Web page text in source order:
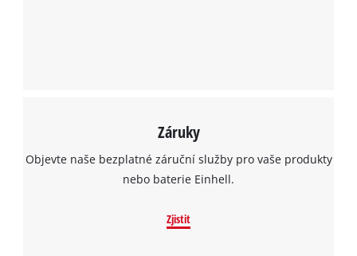
Záruky
Objevte naše bezplatné záruční služby pro vaše produkty
nebo baterie Einhell.
Zjistit